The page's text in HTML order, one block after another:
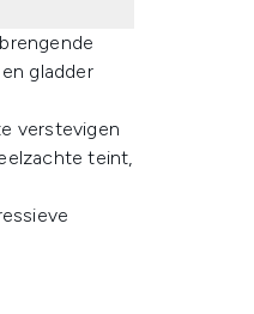
gladder
verstevigen
teint,